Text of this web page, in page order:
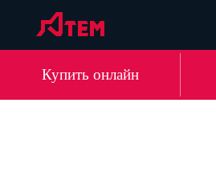
Купить онлайн